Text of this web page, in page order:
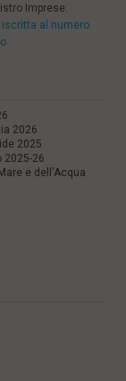
Imprese:
al numero
2026
2025
2025-26
e dell'Acqua